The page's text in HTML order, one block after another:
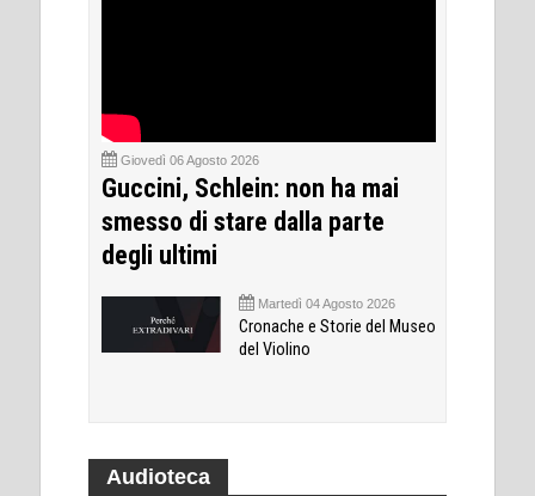
Giovedì 06 Agosto 2026
Guccini, Schlein: non ha mai
smesso di stare dalla parte
degli ultimi
Martedì 04 Agosto 2026
Cronache e Storie del Museo
del Violino
Audioteca